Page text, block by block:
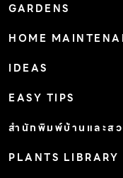
ตั้งแต่ผิวภายนอกที่เป็
ด้านในที่ฉาบเรียบโชว์
การเปิดโอกาสให้ควา
ตัวตนออกมาอย่างเต็
ไปกับบริบทสวนโดยร
GARDENS
HOME
IDEAS
EASY TIPS
สำนักพิมพ์บ้านและส
PLANTS LIBRARY